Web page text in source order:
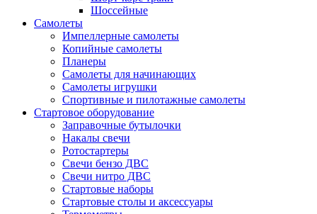
Шоссейные
Самолеты
Импеллерные самолеты
Копийные самолеты
Планеры
Самолеты для начинающих
Самолеты игрушки
Спортивные и пилотажные самолеты
Стартовое оборудование
Заправочные бутылочки
Накалы свечи
Ротостартеры
Свечи бензо ДВС
Свечи нитро ДВС
Стартовые наборы
Стартовые столы и аксессуары